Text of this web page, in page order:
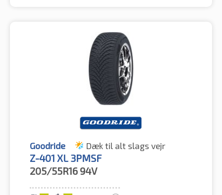
Goodride Dæk til alt slags vejr
Z-401 XL 3PMSF
205/55R16 94V